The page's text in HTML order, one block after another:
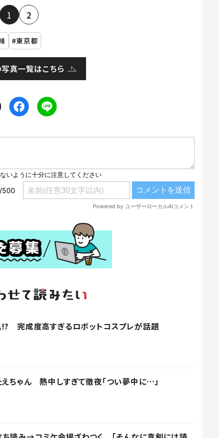
1 2
東京都
真一覧はこちら
完成度高すぎるロボットコスプレが話題
ちゃん 熱中しすぎて徹夜「つい夢中に…」